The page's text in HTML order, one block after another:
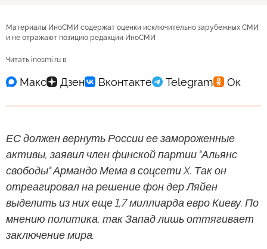
Материалы ИноСМИ содержат оценки исключительно зарубежных СМИ
и не отражают позицию редакции ИноСМИ
Читать inosmi.ru в
ЕС должен вернуть России ее замороженные
активы, заявил член финской партии "Альянс
свободы" Армандо Мема в соцсети X. Так он
отреагировал на решение фон дер Ляйен
выделить из них еще 1,7 миллиарда евро Киеву. По
мнению политика, так Запад лишь оттягивает
заключение мира.